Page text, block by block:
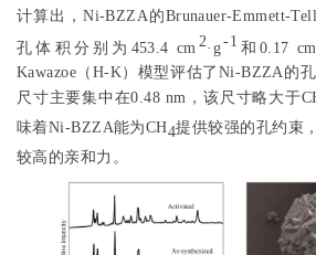
计算出，Ni-BZZA的Brunauer-Emmett-
孔体积分别为453.4 cm 2·g-1 和0.17 cm
Kawazoe（H-K）模型评估了Ni-BZZA的
尺寸主要集中在0.48 nm，该尺寸略大于
味着Ni-BZZA能为CH4提供较强的孔约束
较高的亲和力。